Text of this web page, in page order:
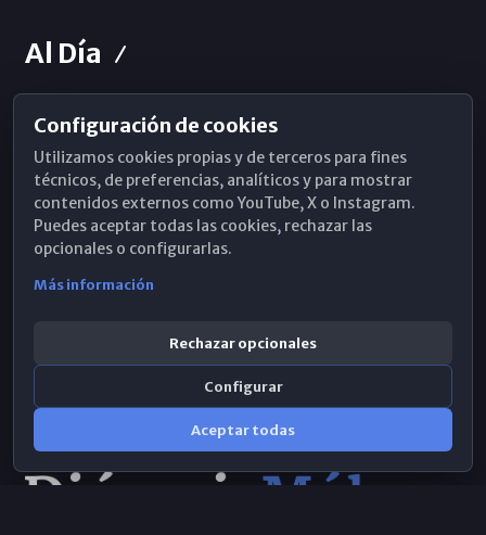
Al Día
Horarios de Misa
Hemeroteca
WhatsApp
Configuración de cookies
Utilizamos cookies propias y de terceros para fines
técnicos, de preferencias, analíticos y para mostrar
contenidos externos como YouTube, X o Instagram.
Puedes aceptar todas las cookies, rechazar las
opcionales o configurarlas.
Más información
Rechazar opcionales
Configurar
Aceptar todas